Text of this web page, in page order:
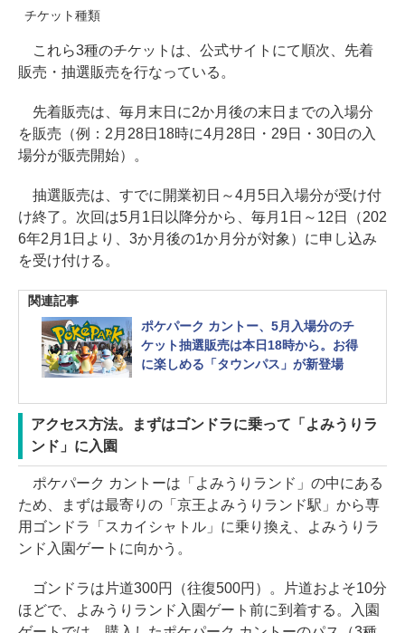
チケット種類
これら3種のチケットは、公式サイトにて順次、先着
販売・抽選販売を行なっている。
先着販売は、毎月末日に2か月後の末日までの入場分
を販売（例：2月28日18時に4月28日・29日・30日の入
場分が販売開始）。
抽選販売は、すでに開業初日～4月5日入場分が受け付
け終了。次回は5月1日以降分から、毎月1日～12日（202
6年2月1日より、3か月後の1か月分が対象）に申し込み
を受け付ける。
関連記事
ポケパーク カントー、5月入場分のチ
ケット抽選販売は本日18時から。お得
に楽しめる「タウンパス」が新登場
アクセス方法。まずはゴンドラに乗って「よみうりラ
ンド」に入園
ポケパーク カントーは「よみうりランド」の中にある
ため、まずは最寄りの「京王よみうりランド駅」から専
用ゴンドラ「スカイシャトル」に乗り換え、よみうりラ
ンド入園ゲートに向かう。
ゴンドラは片道300円（往復500円）。片道およそ10分
ほどで、よみうりランド入園ゲート前に到着する。入園